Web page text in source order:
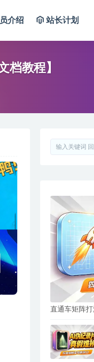
介绍 站长计划
档教程】
直通车矩阵